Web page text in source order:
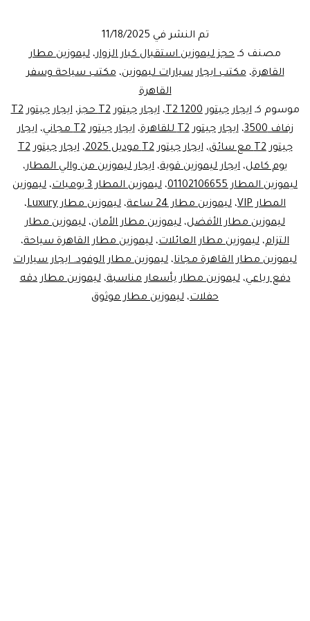
رباعي
|
ليموزين
المطار
ب
1000
جنيه
فقط
|
احجز
تم النشر في 11/18/2025
مصنف كـ حجز ليموزين استقبال كبار الزوار، ليموزين مطار
القاهرة،مكتب ايجار سيارات ليموزين،مكتب سياحة وسفر
القاهرة
موسوم كـايجار جيتور T2 1200 ،ايجار جيتور T2 حجز ،
ايجار جيتور T2
زفاف 3500
،ايجار جيتور T2 للقاهرة ،ايجار جيتور T2 مجاني ،ايجار
جيتور T2 مع سائق
،ايجار جيتور T2 موديل 2025 ،
ايجار جيتور T2
يوم كامل، ايجار ليموزين قوية، ايجار ليموزين من والي المطار،
ليموزين المطار 01102106655
، ليموزين المطار 3 يوميات ، ليموزين
المطار VIP
، ليموزين مطار 24 ساعة ، ليموزين مطار Luxury
،
ليموزين مطار الأفضل، ليموزين مطار الأمان، ليموزين مطار
التزام، ليموزين مطار العائلات، ليموزين مطار القاهرة سياحة،
ليموزين مطار القاهرة مجانا، ليموزين مطار الوفود. ايجار سيارات
دفع رباعي،ليموزين مطار بأسعار مناسبة،ليموزين مطار دقه
حفلات، ليموزين مطار موثوق